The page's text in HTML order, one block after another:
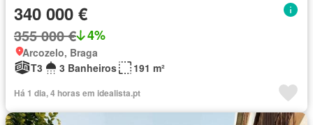
340 000 €
355 000 € 4%
Arcozelo, Braga
T3
3 Banheiros 191 m²
Há 1 dia, 4 horas em idealista.pt